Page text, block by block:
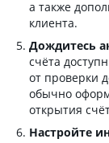
а также
клиента.
Дождитесь
счёта
от проверки
обычно
открытия
Настройте